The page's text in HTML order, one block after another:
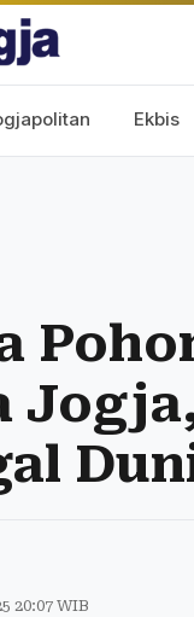
Ekbis
20:07 WIB